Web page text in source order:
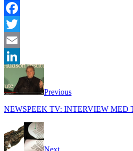
Facebook
Twitter
Email
LinkedIn
Previous
NEWSPEEK TV: INTERVIEW
Next